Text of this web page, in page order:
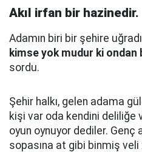
Akıl irfan bir hazinedir.
Adamın biri bir şehire
kimse yok mudur ki ondan
sordu.
Şehir halkı, gelen adama
kişi var oda kendini
oyun oynuyor dediler. Genç
sopasına at gibi binmiş veli